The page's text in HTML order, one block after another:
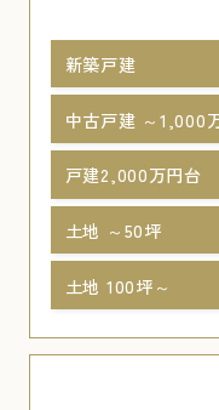
新築戸建
中古戸建 ～1,000
戸建2,000万円台
土地 ～50坪
土地 100坪～